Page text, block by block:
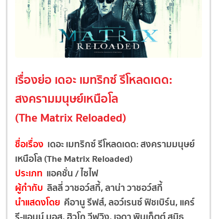
เรื่องย่อ เดอะ เมทริกซ์ รีโหลดเดด:
สงครามมนุษย์เหนือโล
(The Matrix Reloaded)
ชื่อเรื่อง เดอะ เมทริกซ์ รีโหลดเดด: สงครามมนุษย์
เหนือโล (The Matrix Reloaded)
ประเภท แอคชั่น / ไซไฟ
ผู้กำกับ ลิลลี่ วาชอว์สกี้, ลาน่า วาชอว์สกี้
นำแสดงโดย คีอานู รีฟส์, ลอว์เรนซ์ ฟิชเบิร์น, แคร์